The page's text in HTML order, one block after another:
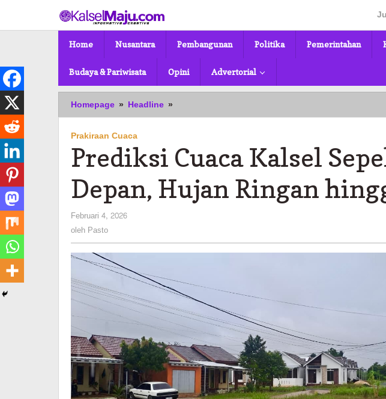
konten
Home Nusantara Pembangunan Politika Pemerintahan
Budaya & Pariwisata Opini Advertorial
Homepage » Headline »
Cuaca
ke
Depan,
Hujan
Ringan
hingga
Prakiraan Cuaca
Prediksi Cuaca Kalsel
Depan, Hujan Ringan
Februari 4, 2026
oleh Pasto